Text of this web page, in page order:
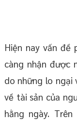
Hiện nay vấn đề
càng nhận được
do những lo ngại
về tài sản của
hằng ngày.